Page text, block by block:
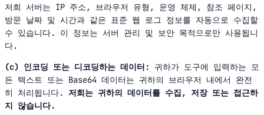
저희 서버는 IP 주소, 브라우저 유형, 운영 체제, 참조 페이지,
방문 날짜 및 시간과 같은 표준 웹 로그 정보를 자동으로 수집할
수 있습니다. 이 정보는 서버 관리 및 보안 목적으로만 사용됩니
다.
(c) 인코딩 또는 디코딩하는 데이터:
귀하가 도구에 입력하는 모
든 텍스트 또는 Base64 데이터는 귀하의 브라우저 내에서 완전
히 처리됩니다. 저희는 귀하의 데이터를 수집, 저장 또는 접근하
지 않습니다.